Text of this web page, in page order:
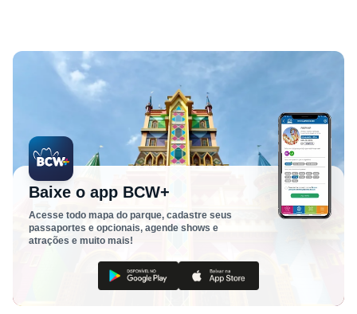
Baixe o app BCW+
Acesse todo mapa do parque, cadastre seus
passaportes e opcionais, agende shows e
atrações e muito mais!